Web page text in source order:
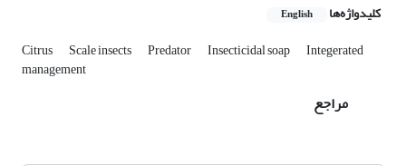
کلیدواژه‌ها English
Citrus Scale insects Predator Insecticidal soap Integerated
management
مراجع